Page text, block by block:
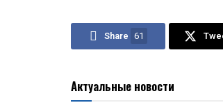
Share 61
Актуальные новости